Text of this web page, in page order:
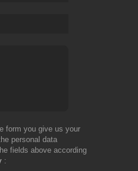
form you give us your
personal data
fields above according